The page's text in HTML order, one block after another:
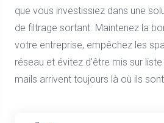
que vous investissiez dans une
de filtrage sortant. Maintenez la
votre entreprise, empêchez les
réseau et évitez d'être mis sur
mails arrivent toujours là où ils